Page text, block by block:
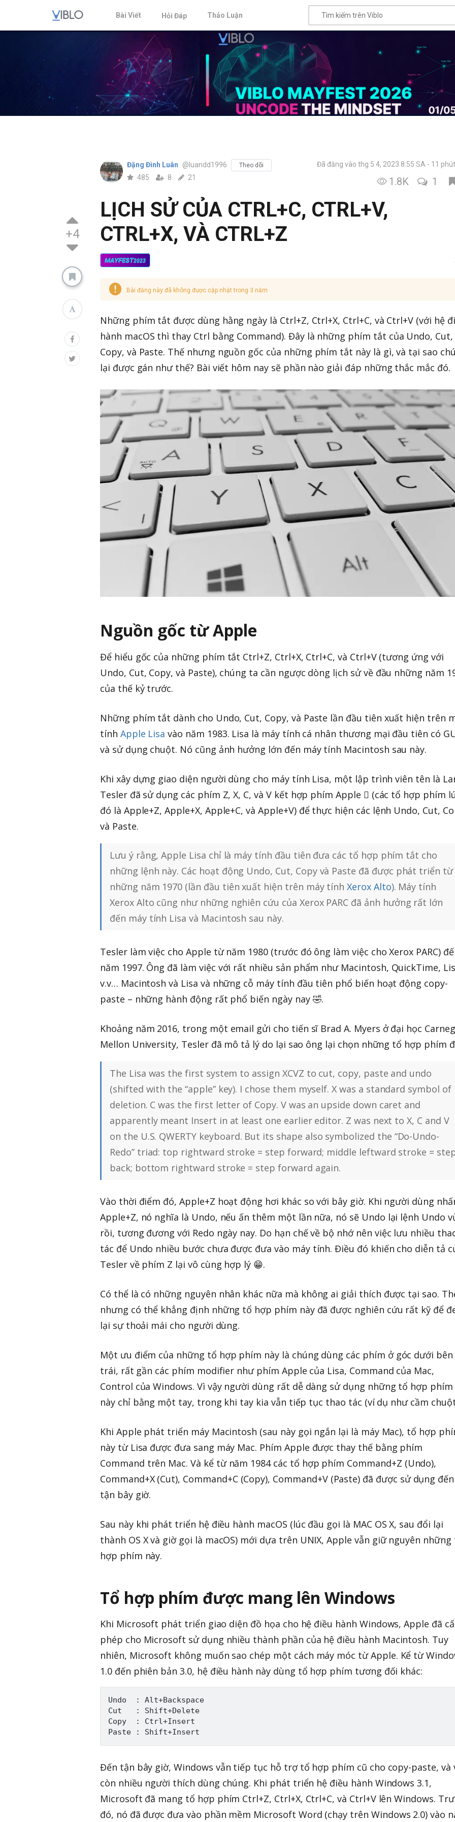
Bài Viết Hỏi Đáp Thảo Luận
+4
Đặng Đình Luân @luandd1996 Theo dõi
485 8 21
Đã đăng vào thg 5 4, 2023 8:55 SA 11
1.8K 1
LỊCH SỬ CỦA CTRL+C, CTRL+V,
CTRL+X, VÀ CTRL+Z
MAYFEST2023
Bài đăng này đã không được cập nhật trong 3 năm
Những phím tắt được dùng hằng ngày là Ctrl+Z, Ctrl+X, Ctrl+C, và Ctrl+V (với hệ
hành macOS thì thay Ctrl bằng Command). Đây là những phím tắt của Undo, Cut,
Copy, và Paste. Thế nhưng nguồn gốc của những phím tắt này là gì, và tại sao
lại được gán như thế? Bài viết hôm nay sẽ phần nào giải đáp những thắc mắc đó.
Nguồn gốc từ Apple
Để hiểu gốc của những phím tắt Ctrl+Z, Ctrl+X, Ctrl+C, và Ctrl+V (tương ứng với
Undo, Cut, Copy, và Paste), chúng ta cần ngược dòng lịch sử về đầu những năm
của thế kỷ trước.
Những phím tắt dành cho Undo, Cut, Copy, và Paste lần đầu tiên xuất hiện trên
tính Apple Lisa vào năm 1983. Lisa là máy tính cá nhân thương mại đầu tiên có
và sử dụng chuột. Nó cũng ảnh hưởng lớn đến máy tính Macintosh sau này.
Khi xây dựng giao diện người dùng cho máy tính Lisa, một lập trình viên tên là
Tesler đã sử dụng các phím Z, X, C, và V kết hợp phím Apple  (các tổ hợp phím
đó là Apple+Z, Apple+X, Apple+C, và Apple+V) để thực hiện các lệnh Undo, Cut,
và Paste.
Lưu ý rằng, Apple Lisa chỉ là máy tính đầu tiên đưa các tổ hợp phím tắt cho
những lệnh này. Các hoạt động Undo, Cut, Copy và Paste đã được phát triển từ
những năm 1970 (lần đầu tiên xuất hiện trên máy tínhXerox Alto). Máy tính
Xerox Alto cũng như những nghiên cứu của Xerox PARC đã ảnh hưởng rất lớn
đến máy tính Lisa và Macintosh sau này.
Tesler làm việc cho Apple từ năm 1980 (trước đó ông làm việc cho Xerox PARC)
năm 1997. Ông đã làm việc với rất nhiều sản phẩm như Macintosh, QuickTime,
v.v… Macintosh và Lisa và những cỗ máy tính đầu tiên phổ biến hoạt động copy-
paste – những hành động rất phổ biến ngày nay 🤣.
Khoảng năm 2016, trong một email gửi cho tiến sĩ Brad A. Myers ở đại học
Mellon University, Tesler đã mô tả lý do lại sao ông lại chọn những tổ hợp phím
The Lisa was the first system to assign XCVZ to cut, copy, paste and undo
(shifted with the “apple” key). I chose them myself. X was a standard symbol of
deletion. C was the first letter of Copy. V was an upside down caret and
apparently meant Insert in at least one earlier editor. Z was next to X, C and V
on the U.S. QWERTY keyboard. But its shape also symbolized the “Do-Undo-
Redo” triad: top rightward stroke = step forward; middle leftward stroke =
back; bottom rightward stroke = step forward again.
Vào thời điểm đó, Apple+Z hoạt động hơi khác so với bây giờ. Khi người dùng
Apple+Z, nó nghĩa là Undo, nếu ấn thêm một lần nữa, nó sẽ Undo lại lệnh Undo
rồi, tương đương với Redo ngày nay. Do hạn chế về bộ nhớ nên việc lưu nhiều
tác để Undo nhiều bước chưa được đưa vào máy tính. Điều đó khiến cho diễn tả
Tesler về phím Z lại vô cùng hợp lý 😁.
Có thể là có những nguyên nhân khác nữa mà không ai giải thích được tại sao.
nhưng có thể khẳng định những tổ hợp phím này đã được nghiên cứu rất kỹ để
lại sự thoải mái cho người dùng.
Một ưu điểm của những tổ hợp phím này là chúng dùng các phím ở góc dưới bên
trái, rất gần các phím modifier như phím Apple của Lisa, Command của Mac,
Control của Windows. Vì vậy người dùng rất dễ dàng sử dụng những tổ hợp phím
này chỉ bằng một tay, trong khi tay kia vẫn tiếp tục thao tác (ví dụ như cầm
Khi Apple phát triển máy Macintosh (sau này gọi ngắn lại là máy Mac), tổ hợp
này từ Lisa được đưa sang máy Mac. Phím Apple được thay thế bằng phím
Command trên Mac. Và kể từ năm 1984 các tổ hợp phím Command+Z (Undo),
Command+X (Cut), Command+C (Copy), Command+V (Paste) đã được sử dụng đến
tận bây giờ.
Sau này khi phát triển hệ điều hành macOS (lúc đầu gọi là MAC OS X, sau đổi lại
thành OS X và giờ gọi là macOS) mới dựa trên UNIX, Apple vẫn giữ nguyên những
hợp phím này.
Tổ hợp phím được mang lên Windows
Khi Microsoft phát triển giao diện đồ họa cho hệ điều hành Windows, Apple đã
phép cho Microsoft sử dụng nhiều thành phần của hệ điều hành Macintosh. Tuy
nhiên, Microsoft không muốn sao chép một cách máy móc từ Apple. Kể từ
1.0 đến phiên bản 3.0, hệ điều hành này dùng tổ hợp phím tương đối khác:
Undo  : Alt+Backspace
Cut   : Shift+Delete
Copy  : Ctrl+Insert
Đến tận bây giờ, Windows vẫn tiếp tục hỗ trợ tổ hợp phím cũ cho copy-paste, và
còn nhiều người thích dùng chúng. Khi phát triển hệ điều hành Windows 3.1,
Microsoft đã mang tổ hợp phím Ctrl+Z, Ctrl+X, Ctrl+C, và Ctrl+V lên Windows.
đó, nó đã được đưa vào phần mềm Microsoft Word (chạy trên Windows 2.0) vào